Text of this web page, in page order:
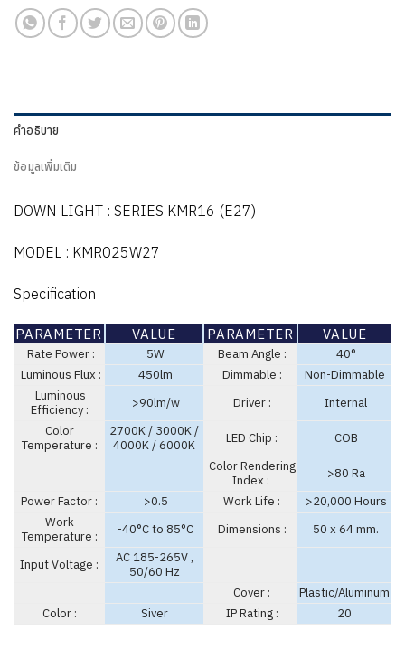
คำอธิบาย
ข้อมูลเพิ่มเติม
DOWN LIGHT : SERIES KMR16 (E27)
MODEL : KMR025W27
Specification
PARAMETER VALUE PARAMETER VALUE
Rate Power : 5W Beam Angle :
40°
Luminous Flux :
450lm Dimmable :
Non-Dimmable
Luminous
Efficiency :
>90lm/w Driver :
Internal
Color
Temperature :
2700K / 3000K /
4000K / 6000K
LED Chip :
COB
Color Rendering
Index :
>80 Ra
Power Factor :
>0.5 Work Life :
>20,000 Hours
Work
Temperature :
-40°C to 85°C Dimensions : 50 x 64 mm.
Input Voltage :
AC 185-265V ,
50/60 Hz
Cover :
Plastic/Aluminum
Color :
Siver IP Rating : 20